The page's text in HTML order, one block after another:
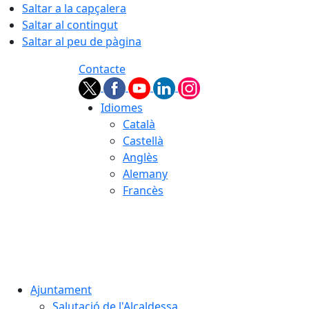
Saltar a la capçalera
Saltar al contingut
Saltar al peu de pàgina
Contacte
Idiomes
Català
Castellà
Anglès
Alemany
Francès
Ajuntament